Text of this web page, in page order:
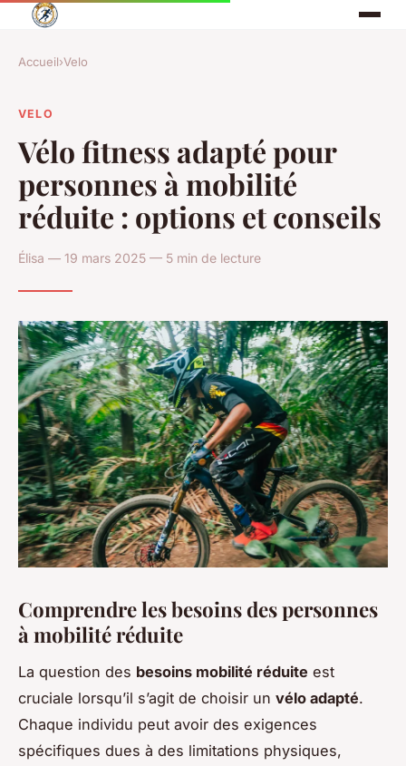
Accueil›Velo
VELO
Vélo fitness adapté pour
personnes à mobilité
réduite : options et conseils
Élisa — 19 mars 2025 — 5 min de lecture
Comprendre les besoins des personnes
à mobilité réduite
La question des besoins mobilité réduite est
cruciale lorsqu’il s’agit de choisir un vélo adapté.
Chaque individu peut avoir des exigences
spécifiques dues à des limitations physiques,